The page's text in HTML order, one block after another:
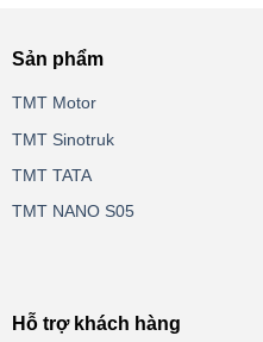
Sản phẩm
TMT Motor
TMT Sinotruk
TMT TATA
TMT NANO S05
Hỗ trợ khách hàng